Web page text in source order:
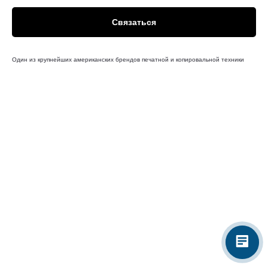
Связаться
Один из крупнейших американских брендов печатной и копировальной техники